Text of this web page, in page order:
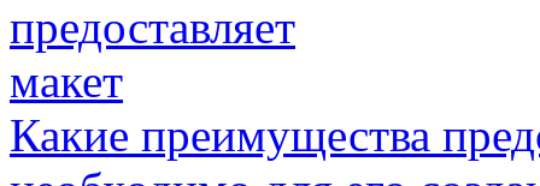
Какие преимущества